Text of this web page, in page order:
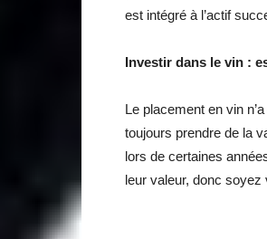
est intégré à l’actif
Investir dans le vin :
Le placement en vin
toujours prendre de la
lors de certaines
leur valeur, donc soyez